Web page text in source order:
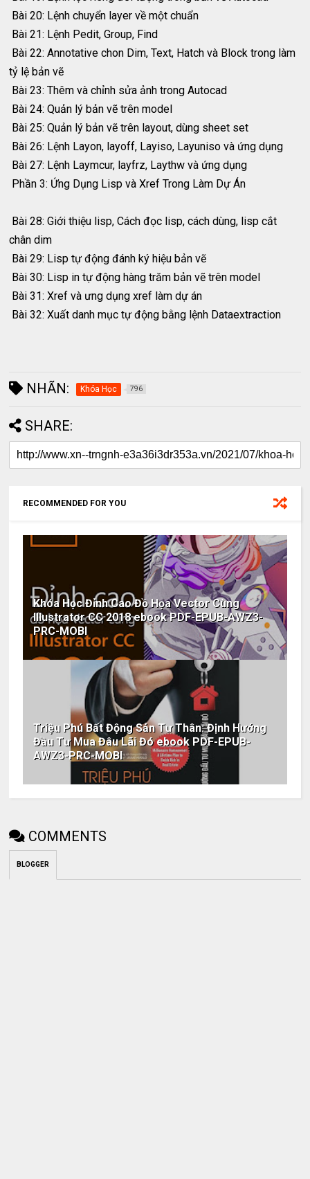
Bài 20: Lệnh chuyển layer về một chuẩn
Bài 21: Lệnh Pedit, Group, Find
Bài 22: Annotative chon Dim, Text, Hatch và Block trong làm
tỷ lệ bản vẽ
Bài 23: Thêm và chỉnh sửa ảnh trong Autocad
Bài 24: Quản lý bản vẽ trên model
Bài 25: Quản lý bản vẽ trên layout, dùng sheet set
Bài 26: Lệnh Layon, layoff, Layiso, Layuniso và ứng dụng
Bài 27: Lệnh Laymcur, layfrz, Laythw và ứng dụng
Phần 3: Ứng Dụng Lisp và Xref Trong Làm Dự Án
Bài 28: Giới thiệu lisp, Cách đọc lisp, cách dùng, lisp cắt
chân dim
Bài 29: Lisp tự động đánh ký hiệu bản vẽ
Bài 30: Lisp in tự động hàng trăm bản vẽ trên model
Bài 31: Xref và ưng dụng xref làm dự án
Bài 32: Xuất danh mục tự động bằng lệnh Dataextraction
NHÃN: Khóa Học 796
SHARE:
RECOMMENDED FOR YOU
Khóa Học Đỉnh Cao Đồ Họa Vector Cùng
Illustrator CC 2018 ebook PDF-EPUB-AWZ3-
PRC-MOBI
Triệu Phú Bất Động Sản Tư Thân: Định Hướng
Đầu Tư Mua Đâu Lãi Đó ebook PDF-EPUB-
AWZ3-PRC-MOBI
COMMENTS
BLOGGER